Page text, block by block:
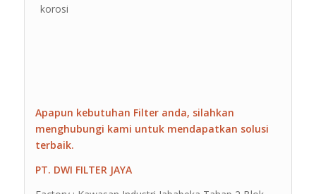
korosi
Apapun kebutuhan Filter anda, silahkan
menghubungi kami untuk mendapatkan solusi
terbaik.
PT. DWI FILTER JAYA